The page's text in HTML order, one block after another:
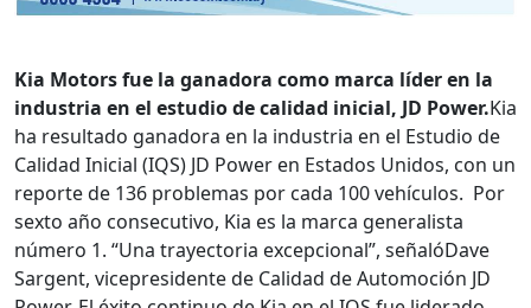
Kia Motors fue la ganadora como marca líder en la
industria en el estudio de calidad inicial, JD Power.Kia
ha resultado ganadora en la industria en el Estudio de
Calidad Inicial (IQS) JD Power en Estados Unidos, con un
reporte de 136 problemas por cada 100 vehículos. Por
sexto año consecutivo, Kia es la marca generalista
número 1. “Una trayectoria excepcional”, señalóDave
Sargent, vicepresidente de Calidad de Automoción JD